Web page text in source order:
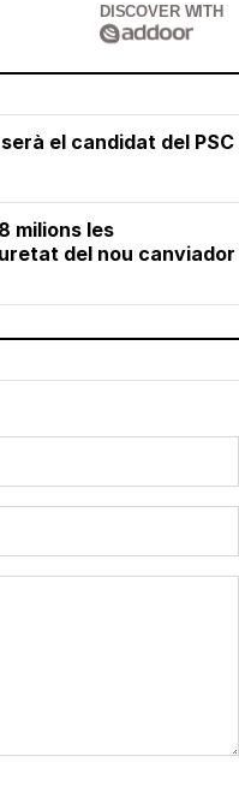
DISCOVER WITH
el candidat del PSC
milions les
del nou canviador